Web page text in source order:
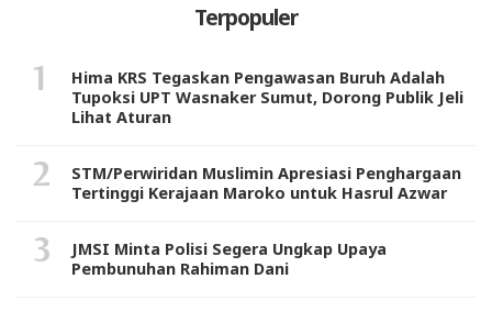
Terpopuler
Hima KRS Tegaskan Pengawasan Buruh Adalah
Tupoksi UPT Wasnaker Sumut, Dorong Publik Jeli
Lihat Aturan
STM/Perwiridan Muslimin Apresiasi Penghargaan
Tertinggi Kerajaan Maroko untuk Hasrul Azwar
JMSI Minta Polisi Segera Ungkap Upaya
Pembunuhan Rahiman Dani